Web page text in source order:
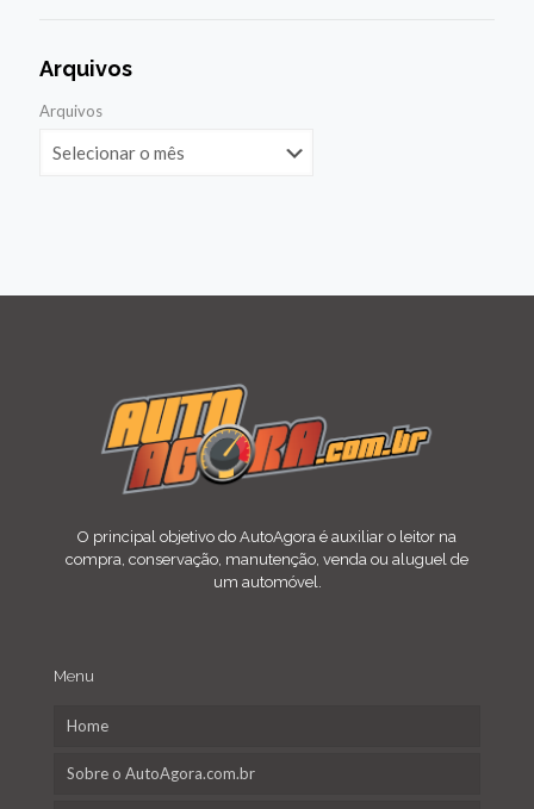
Arquivos
Arquivos
O principal objetivo do AutoAgora é auxiliar o leitor na
compra, conservação, manutenção, venda ou aluguel de
um automóvel.
Menu
Home
Sobre o AutoAgora.com.br